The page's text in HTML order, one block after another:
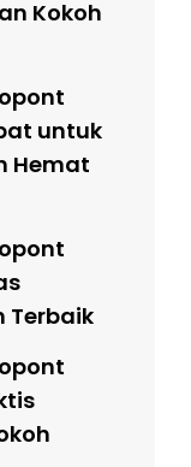
Kokoh
untuk
Hemat
Terbaik